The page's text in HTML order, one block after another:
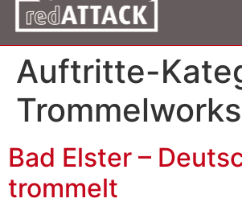
Auftritte-
Bad Elster –
trommelt